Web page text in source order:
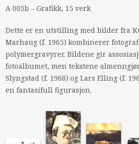
A 003b – Grafikk, 15 verk
Dette er en utstilling med bilder fra
Marhaug (f. 1965) kombinerer
polymergravyrer. Bildene gir
fotoalbumet, men tekstene
Slyngstad (f. 1968) og Lars Elling (f.
en fantasifull figurasjon.